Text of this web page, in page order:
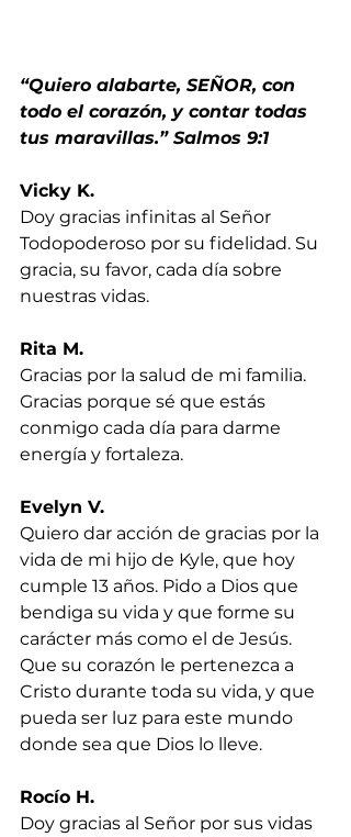
“Quiero alabarte, SEÑOR, con
todo el corazón, y contar todas
tus maravillas.” Salmos 9:1
Vicky K.
Doy gracias infinitas al Señor
Todopoderoso por su fidelidad. Su
gracia, su favor, cada día sobre
nuestras vidas.
Rita M.
Gracias por la salud de mi familia.
Gracias porque sé que estás
conmigo cada día para darme
energía y fortaleza.
Evelyn V.
Quiero dar acción de gracias por la
vida de mi hijo de Kyle, que hoy
cumple 13 años. Pido a Dios que
bendiga su vida y que forme su
carácter más como el de Jesús.
Que su corazón le pertenezca a
Cristo durante toda su vida, y que
pueda ser luz para este mundo
donde sea que Dios lo lleve.
Rocío H.
Doy gracias al Señor por sus vidas